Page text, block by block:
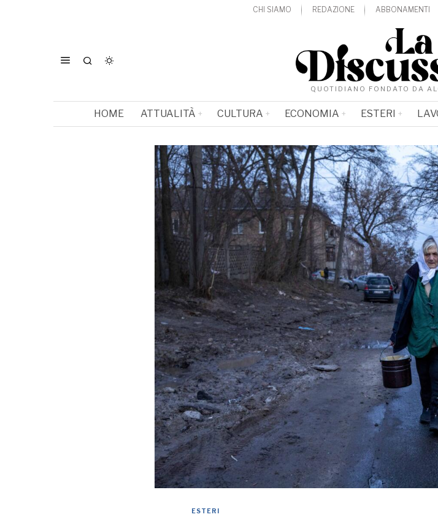
CHI SIAMO REDAZIONE ABBONAMENTI
QUOTIDIANO FONDATO DA
HOME ATTUALITÀ CULTURA ECONOMIA ESTERI
ESTERI